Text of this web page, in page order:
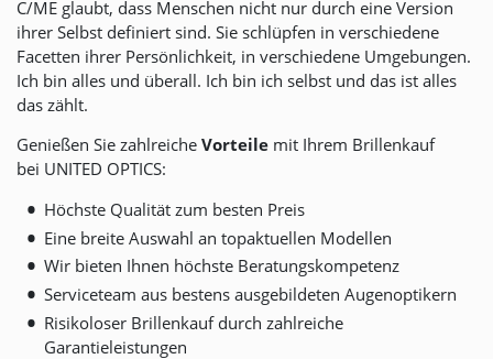
C/ME glaubt, dass Menschen nicht nur durch eine Version
ihrer Selbst definiert sind. Sie schlüpfen in verschiedene
Facetten ihrer Persönlichkeit, in verschiedene Umgebungen.
Ich bin alles und überall. Ich bin ich selbst und das ist alles
das zählt.
Genießen Sie zahlreiche Vorteile mit Ihrem Brillenkauf
bei UNITED OPTICS:
Höchste Qualität zum besten Preis
Eine breite Auswahl an topaktuellen Modellen
Wir bieten Ihnen höchste Beratungskompetenz
Serviceteam aus bestens ausgebildeten Augenoptikern
Risikoloser Brillenkauf durch zahlreiche
Garantieleistungen